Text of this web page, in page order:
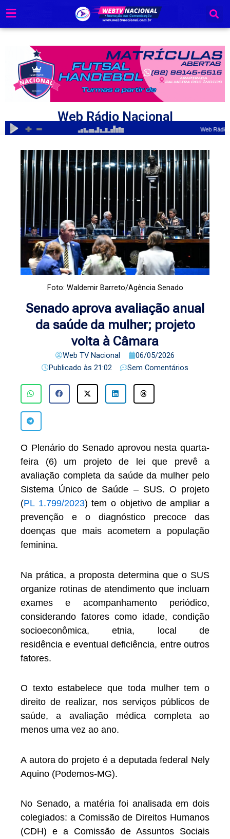
para
o
Web Rádio Nacional
Foto: Waldemir Barreto/Agência Senado
Senado aprova avaliação anual
da saúde da mulher; projeto
volta à Câmara
Web TV Nacional
06/05/2026
Publicado às 21:02 Sem Comentários
O Plenário do Senado aprovou nesta quarta-
feira (6) um projeto de lei que prevê a
avaliação completa da saúde da mulher pelo
Sistema Único de Saúde – SUS. O projeto
(PL 1.799/2023) tem o objetivo de ampliar a
prevenção e o diagnóstico precoce das
doenças que mais acometem a população
feminina.
Na prática, a proposta determina que o SUS
organize rotinas de atendimento que incluam
exames e acompanhamento periódico,
considerando fatores como idade, condição
socioeconômica, etnia, local de
residência e eventual deficiência, entre outros
fatores.
O texto estabelece que toda mulher tem o
direito de realizar, nos serviços públicos de
saúde, a avaliação médica completa ao
menos uma vez ao ano.
A autora do projeto é a deputada federal Nely
Aquino (Podemos-MG).
No Senado, a matéria foi analisada em dois
colegiados: a Comissão de Direitos Humanos
(CDH) e a Comissão de Assuntos Sociais